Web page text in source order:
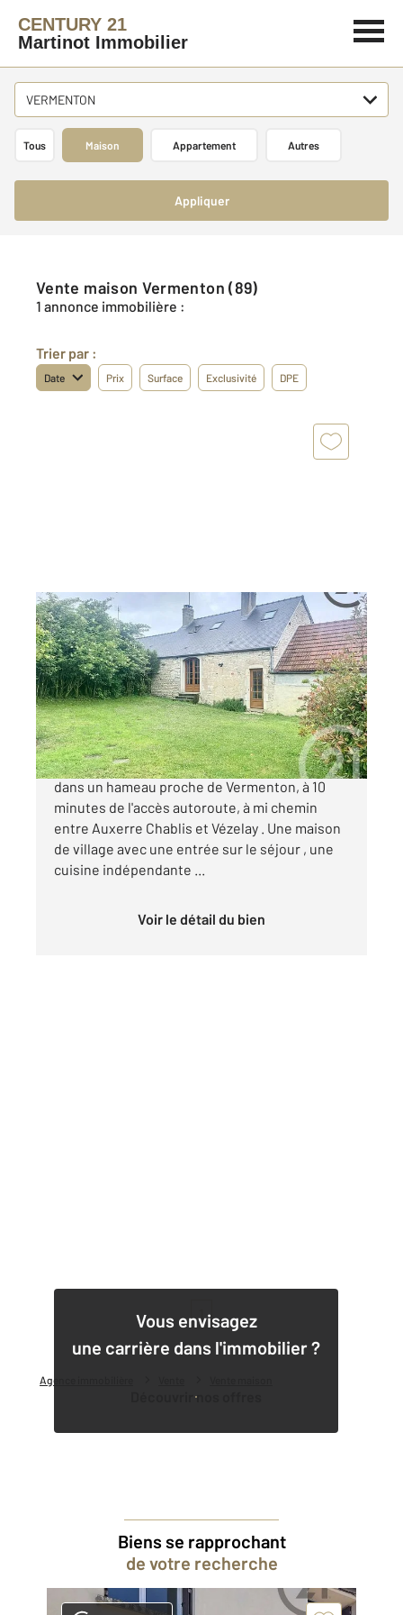
CENTURY 21
Martinot Immobilier
VERMENTON
Tous Maison Appartement Autres
Appliquer
Agence immobilière
Vente maison Vermenton (89)
1 annonce immobilière :
Trier par :
Date Prix Surface Exclusivité DPE
VERMENTON 89
94 m2, 3 pièces
Ref : 19575
Maison à vendre
199 000 €
Century 21 Martinot Immobilier vous propose
dans un hameau proche de Vermenton, à 10
minutes de l'accès autoroute, à mi chemin
entre Auxerre Chablis et Vézelay . Une maison
de village avec une entrée sur le séjour , une
cuisine indépendante ...
Voir le détail du bien
Vous envisagez
une carrière dans l'immobilier ?
Découvrir nos offres
Biens se rapprochant
de votre recherche